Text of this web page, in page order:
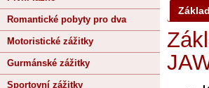
Romantické pobyty pro dva
Motoristické zážitky
Gurmánské zážitky
Sportovní zážitky